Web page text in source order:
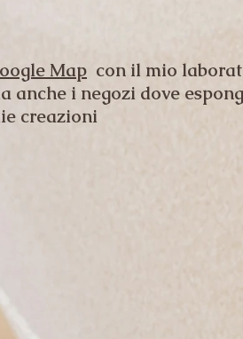
Map con il mio
anche i negozi dove
creazioni